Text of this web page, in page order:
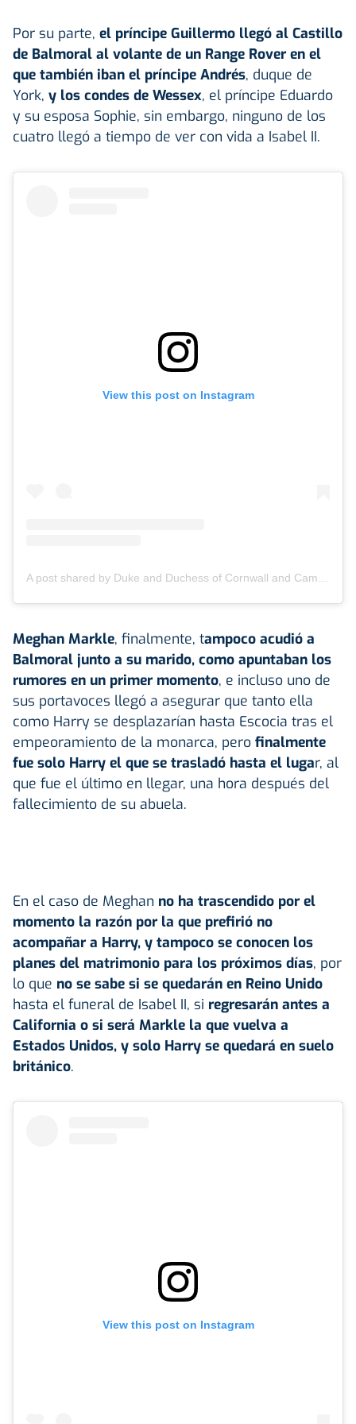
Por su parte, el príncipe Guillermo llegó al Castillo
de Balmoral al volante de un Range Rover en el
que también iban el príncipe Andrés, duque de
York, y los condes de Wessex, el príncipe Eduardo
y su esposa Sophie, sin embargo, ninguno de los
cuatro llegó a tiempo de ver con vida a Isabel II.
View this post on Instagram
Meghan Markle, finalmente, tampoco acudió a
Balmoral junto a su marido, como apuntaban los
rumores en un primer momento, e incluso uno de
sus portavoces llegó a asegurar que tanto ella
como Harry se desplazarían hasta Escocia tras el
empeoramiento de la monarca, pero finalmente
fue solo Harry el que se trasladó hasta el lugar, al
que fue el último en llegar, una hora después del
fallecimiento de su abuela.
En el caso de Meghan no ha trascendido por el
momento la razón por la que prefirió no
acompañar a Harry, y tampoco se conocen los
planes del matrimonio para los próximos días, por
lo que no se sabe si se quedarán en Reino Unido
hasta el funeral de Isabel II, si regresarán antes a
California o si será Markle la que vuelva a
Estados Unidos, y solo Harry se quedará en suelo
británico.
View this post on Instagram